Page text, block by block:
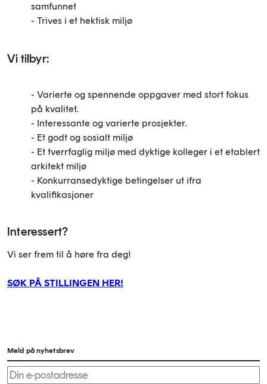
samfunnet
- Trives i et hektisk miljø
Vi tilbyr:
- Varierte og spennende oppgaver med stort fokus
på kvalitet.
- Interessante og varierte prosjekter.
- Et godt og sosialt miljø
- Et tverrfaglig miljø med dyktige kolleger i et etablert
arkitekt miljø
- Konkurransedyktige betingelser ut ifra
kvalifikasjoner
Interessert?
Vi ser frem til å høre fra deg!
SØK PÅ STILLINGEN HER!
Meld på nyhetsbrev